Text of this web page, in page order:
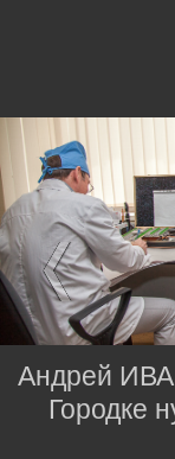
Андрей
Городке